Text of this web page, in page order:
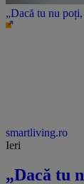
„Dacă tu nu
smartliving.ro
Ieri
„Dacă tu